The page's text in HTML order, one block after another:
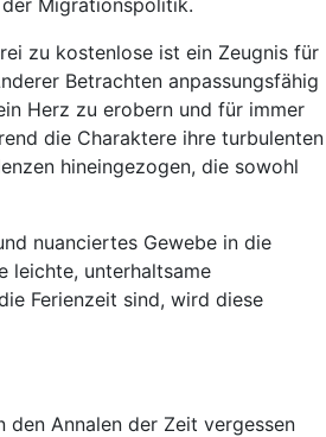
Migrationspolitik.
zu kostenlose ist ein Zeugnis für
Betrachten anpassungsfähig
Herz zu erobern und für immer
die Charaktere ihre turbulenten
hineingezogen, die sowohl
nuanciertes Gewebe in die
leichte, unterhaltsame
Ferienzeit sind, wird diese
Annalen der Zeit vergessen